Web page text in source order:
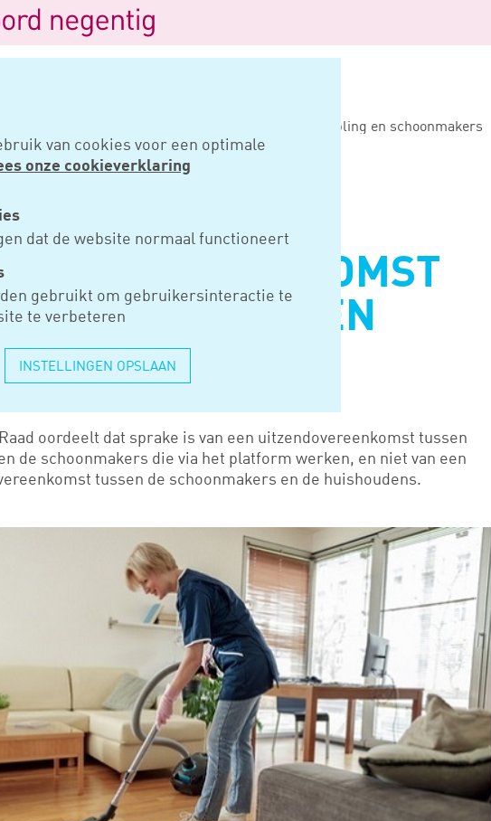
van cookies voor een optimale
onze cookieverklaring
dat de website normaal functioneert
gebruikt om gebruikersinteractie te
te verbeteren
INSTELLINGEN OPSLAAN
Hoge raad: uitzendovereenkomst tussen helpling en schoonmakers
RAAD:
HELPLING EN
oordeelt dat sprake is van een uitzendovereenkomst tussen
de schoonmakers die via het platform werken, en niet van een
tussen de schoonmakers en de huishoudens.